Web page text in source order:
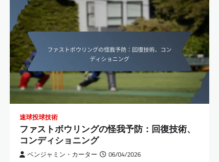
速球投球技術
ファストボウリングの怪我予防：回復技術、
コンディショニング
ベンジャミン・カーター 06/04/2026